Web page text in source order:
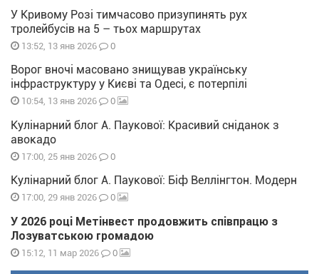
У Кривому Розі тимчасово призупинять рух
тролейбусів на 5 – тьох маршрутах
13:52, 13 янв 2026 0
Ворог вночі масовано знищував українську
інфраструктуру у Києві та Одесі, є потерпілі
10:54, 13 янв 2026 0
Кулінарний блог А. Паукової: Красивий сніданок з
авокадо
17:00, 25 янв 2026 0
Кулінарний блог А. Паукової: Біф Веллінгтон. Модерн
17:00, 29 янв 2026 0
У 2026 році Метінвест продовжить співпрацю з
Лозуватською громадою
15:12, 11 мар 2026 0